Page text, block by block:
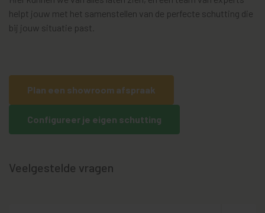
helpt jouw met het samenstellen van de perfecte schutting die
bij jouw situatie past.
Plan een showroom afspraak
Configureer je eigen schutting
Veelgestelde vragen